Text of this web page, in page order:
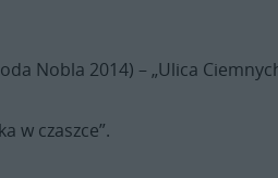
Nobla 2014) – „Ulica
w czaszce”.